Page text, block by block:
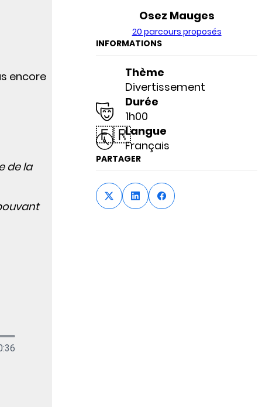
encore
de la
Osez Mauges
20 parcours proposés
INFORMATIONS
Thème
Divertissement
Durée
1h00
🇫🇷Langue
Français
PARTAGER